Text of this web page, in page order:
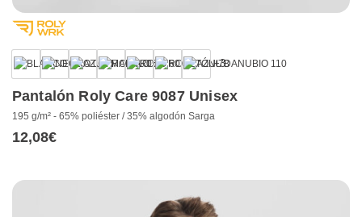
+3
Pantalón Roly Care 9087 Unisex
195 g/m² - 65% poliéster / 35% algodón Sarga
12,08€